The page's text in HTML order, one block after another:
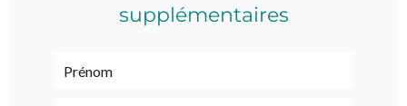
supplémentaires